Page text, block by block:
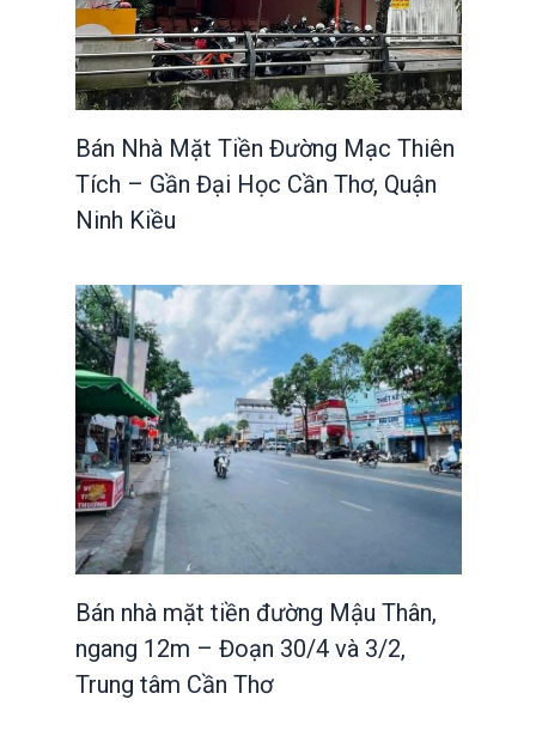
Bán Nhà Mặt Tiền Đường Mạc Thiên
Tích – Gần Đại Học Cần Thơ, Quận
Ninh Kiều
Bán nhà mặt tiền đường Mậu Thân,
ngang 12m – Đoạn 30/4 và 3/2,
Trung tâm Cần Thơ